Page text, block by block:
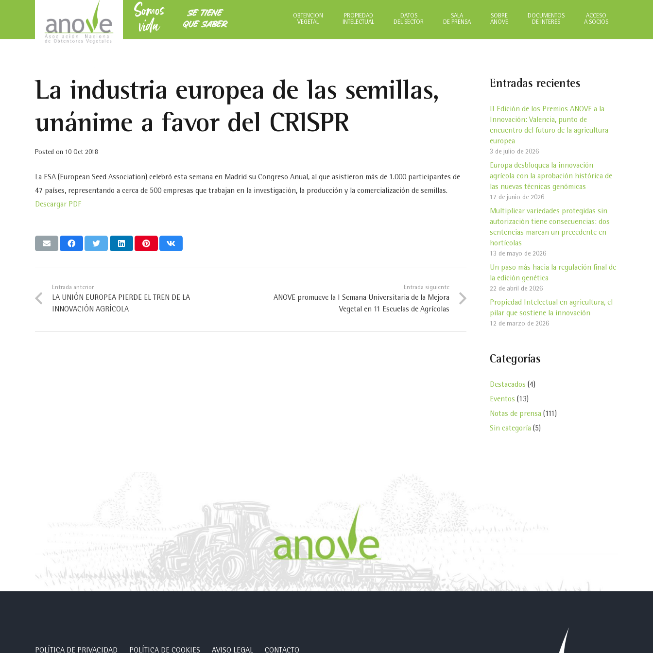
Somos
vida
SE TIENE
QUE SABER
OBTENCIÓN
VEGETAL
PROPIEDAD
INTELECTUAL
DATOS
DEL SECTOR
SALA
DE PRENSA
SOBRE
ANOVE
DOCUMENTOS
DE INTERÉS
ACCESO
A SOCIOS
La industria europea de las semillas,
unánime a favor del CRISPR
Posted on 10 Oct 2018
La ESA (European Seed Association) celebró esta semana en Madrid su Congreso Anual, al que asistieron más de 1.000 participantes de
47 países, representando a cerca de 500 empresas que trabajan en la investigación, la producción y la comercialización de semillas.
Descargar PDF
Entrada anterior
LA UNIÓN EUROPEA PIERDE EL TREN DE LA
INNOVACIÓN AGRÍCOLA
Entrada siguiente
ANOVE promueve la I Semana Universitaria de la Mejora
Vegetal en 11 Escuelas de Agrícolas
Entradas recientes
II Edición de los Premios ANOVE a la
Innovación: Valencia, punto de
encuentro del futuro de la agricultura
europea
3 de julio de 2026
Europa desbloquea la innovación
agrícola con la aprobación histórica de
las nuevas técnicas genómicas
17 de junio de 2026
Multiplicar variedades protegidas sin
autorización tiene consecuencias: dos
sentencias marcan un precedente en
hortícolas
13 de mayo de 2026
Un paso más hacia la regulación final de
la edición genética
22 de abril de 2026
Propiedad Intelectual en agricultura, el
pilar que sostiene la innovación
12 de marzo de 2026
Categorías
Destacados (4)
Eventos (13)
Notas de prensa (111)
Sin categoría (5)
POLÍTICA DE PRIVACIDAD POLÍTICA DE COOKIES AVISO LEGAL CONTACTO